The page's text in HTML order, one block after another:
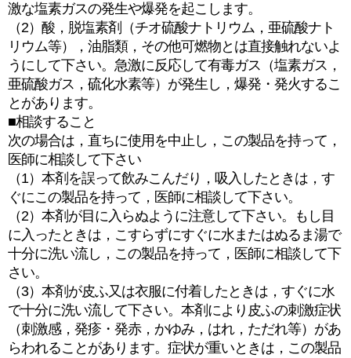
激な塩素ガスの発生や爆発を起こします。
（2）酸，脱塩素剤（チオ硫酸ナトリウム，亜硫酸ナト
リウム等），油脂類，その他可燃物とは直接触れないよ
うにして下さい。急激に反応して有毒ガス（塩素ガス，
亜硫酸ガス，硫化水素等）が発生し，爆発・発火するこ
とがあります。
■相談すること
次の場合は，直ちに使用を中止し，この製品を持って，
医師に相談して下さい
（1）本剤を誤って飲みこんだり，吸入したときは，す
ぐにこの製品を持って，医師に相談して下さい。
（2）本剤が目に入らぬように注意して下さい。もし目
に入ったときは，こすらずにすぐに水またはぬるま湯で
十分に洗い流し，この製品を持って，医師に相談して下
さい。
（3）本剤が皮ふ又は衣服に付着したときは，すぐに水
で十分に洗い流して下さい。本剤により皮ふの刺激症状
（刺激感，発疹・発赤，かゆみ，はれ，ただれ等）があ
らわれることがあります。症状が重いときは，この製品